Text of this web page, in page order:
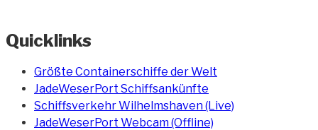
Quicklinks
Größte Containerschiffe der Welt
JadeWeserPort Schiffsankünfte
Schiffsverkehr Wilhelmshaven (Live)
JadeWeserPort Webcam (Offline)